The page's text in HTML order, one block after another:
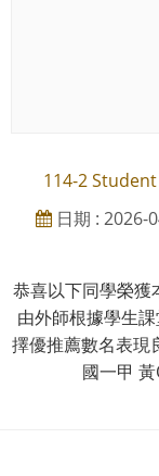
114-2
日期 : 2026-
恭喜以下同學榮
由外師根據學生
擇優推薦數名表現
國一甲